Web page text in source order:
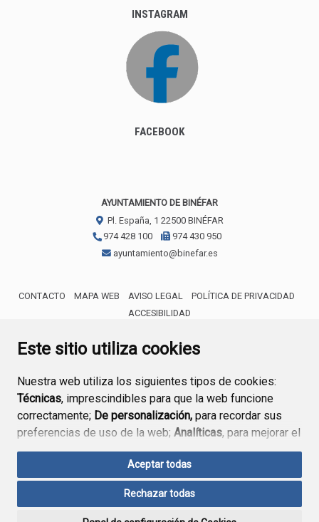
Este sitio utiliza cookies
Nuestra web utiliza los siguientes tipos de cookies:
Técnicas, imprescindibles para que la web funcione
correctamente; De personalización, para recordar sus
preferencias de uso de la web; Analíticas, para mejorar el
funcionamiento de la web y sus servicios.
Si acepta pulsando el botón“Aceptar todas”
consideramos que acepta su uso. Si pulsa el botón
Aceptar todas
Rechazar todas
INSTAGRAM
FACEBOOK
AYUNTAMIENTO DE BINÉFAR
Pl. España, 1 22500 BINÉFAR
974 428 100
974 430 950
ayuntamiento@binefar.es
CONTACTO MAPA WEB AVISO LEGAL
POLÍTICA DE PRIVACIDAD
ACCESIBILIDAD
ENLACE EXTERNO AL